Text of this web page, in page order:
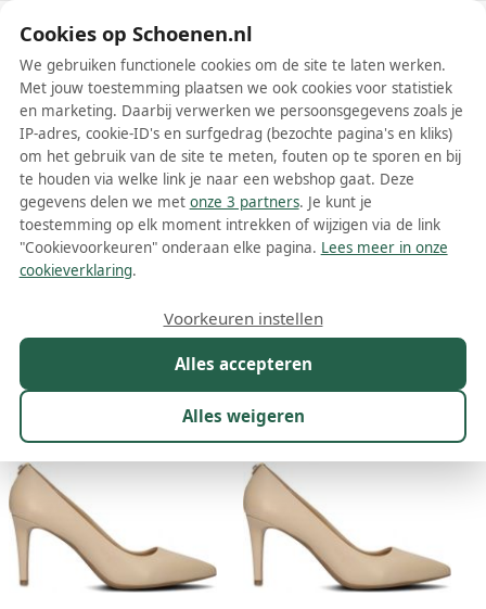
Schoenen.nl
Wis filters Alle filters
Beige Michael Kors damesschoenen
Meer lezen
Model Kleur
154 resultaten:
Cookies op Schoenen.nl
We gebruiken functionele cookies om de site te laten werken.
Met jouw toestemming plaatsen we ook cookies voor statistiek
en marketing. Daarbij verwerken we persoonsgegevens zoals je
IP-adres, cookie-ID's en surfgedrag (bezochte pagina's en kliks)
om het gebruik van de site te meten, fouten op te sporen en bij
te houden via welke link je naar een webshop gaat. Deze
gegevens delen we met onze 3 partners. Je kunt je
toestemming op elk moment intrekken of wijzigen via de link
"Cookievoorkeuren" onderaan elke pagina. Lees meer in onze
cookieverklaring.
Alles accepteren
Alles weigeren
Voorkeuren instellen